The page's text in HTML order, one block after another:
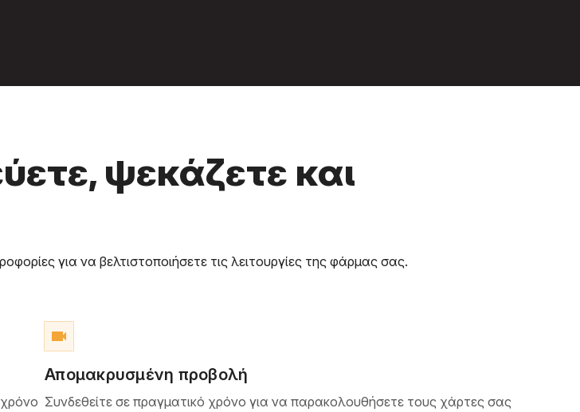
ψεκάζετε και
για να βελτιστοποιήσετε τις λειτουργίες της φάρμας σας.
videocam
Απομακρυσμένη προβολή
Συνδεθείτε σε πραγματικό χρόνο για να παρακολουθήσετε τους χάρτες σας